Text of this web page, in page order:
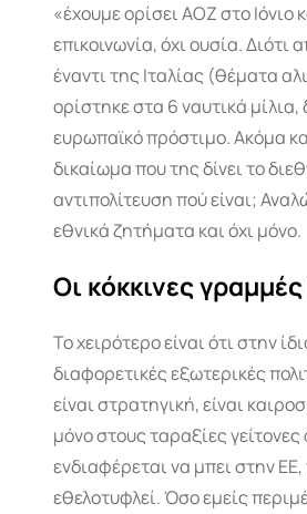
«έχουμε ορίσει ΑΟΖ στο Ιόνιο
επικοινωνία, όχι ουσία. Διότι
έναντι της Ιταλίας (θέματα
ορίστηκε στα 6 ναυτικά
ευρωπαϊκό πρόστιμο. Ακόμα
δικαίωμα που της δίνει το
αντιπολίτευση πού είναι;
εθνικά ζητήματα και όχι μόνο.
Οι κόκκινες
Το χειρότερο είναι ότι στην
διαφορετικές εξωτερικές
είναι στρατηγική, είναι
μόνο στους ταραξίες
ενδιαφέρεται να μπει στην
εθελοτυφλεί. Όσο εμείς